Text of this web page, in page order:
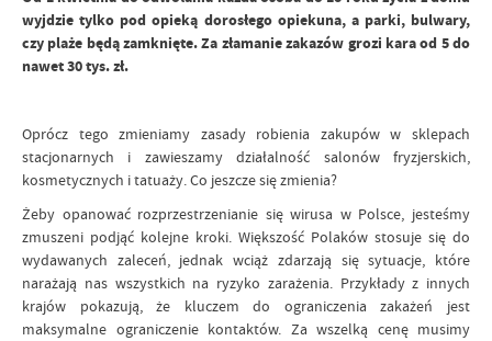
wyjdzie tylko pod opieką dorosłego opiekuna, a parki, bulwary,
czy plaże będą zamknięte. Za złamanie zakazów grozi kara od 5 do
nawet 30 tys. zł.
Oprócz tego zmieniamy zasady robienia zakupów w sklepach
stacjonarnych i zawieszamy działalność salonów fryzjerskich,
kosmetycznych i tatuaży. Co jeszcze się zmienia?
Żeby opanować rozprzestrzenianie się wirusa w Polsce, jesteśmy
zmuszeni podjąć kolejne kroki. Większość Polaków stosuje się do
wydawanych zaleceń, jednak wciąż zdarzają się sytuacje, które
narażają nas wszystkich na ryzyko zarażenia. Przykłady z innych
krajów pokazują, że kluczem do ograniczenia zakażeń jest
maksymalne ograniczenie kontaktów. Za wszelką cenę musimy